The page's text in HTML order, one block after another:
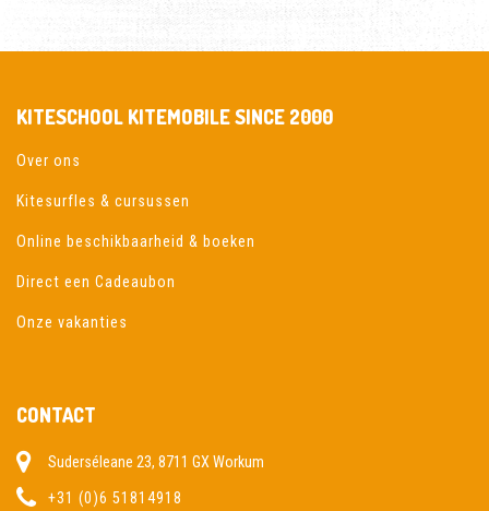
KITESCHOOL KITEMOBILE SINCE 2000
Over ons
Kitesurfles & cursussen
Online beschikbaarheid & boeken
Direct een Cadeaubon
Onze vakanties
CONTACT
Suderséleane 23, 8711 GX Workum
+31 (0)6 51814918